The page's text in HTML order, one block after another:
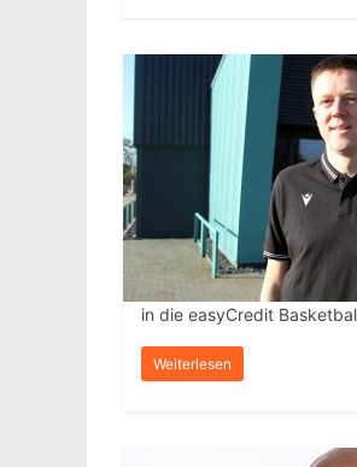
in die easyCredit
Weiterlesen